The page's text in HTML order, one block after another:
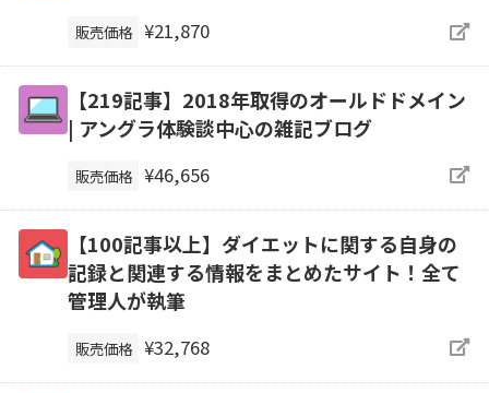
販売価格 ¥21,870
【219記事】2018年取得のオールドドメイン
| アングラ体験談中心の雑記ブログ
販売価格 ¥46,656
【100記事以上】ダイエットに関する自身の
記録と関連する情報をまとめたサイト！全て
管理人が執筆
販売価格 ¥32,768